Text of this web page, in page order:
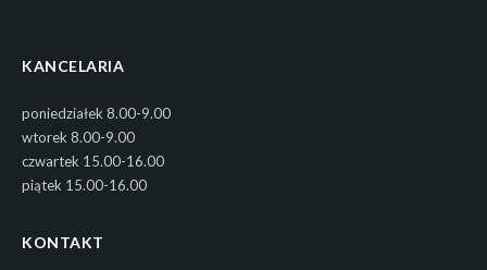
KANCELARIA
poniedziałek 8.00-9.00
wtorek 8.00-9.00
czwartek 15.00-16.00
piątek 15.00-16.00
KONTAKT